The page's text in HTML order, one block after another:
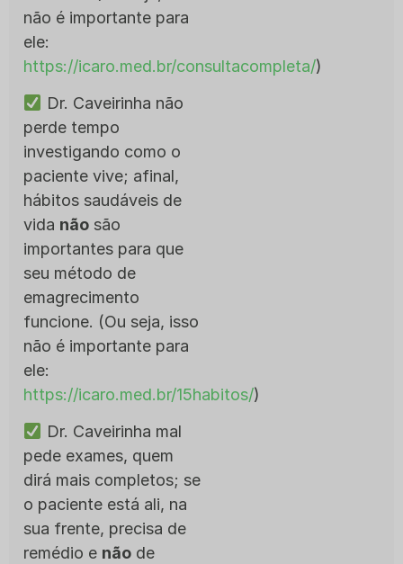
não é importante para
ele:
https://icaro.med.br/consultacompleta/)
Dr. Caveirinha não
perde tempo
investigando como o
paciente vive; afinal,
hábitos saudáveis de
vida não são
importantes para que
seu método de
emagrecimento
funcione. (Ou seja, isso
não é importante para
ele:
https://icaro.med.br/15habitos/)
Dr. Caveirinha mal
pede exames, quem
dirá mais completos; se
o paciente está ali, na
sua frente, precisa de
remédio e não de